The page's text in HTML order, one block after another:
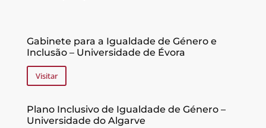
Gabinete para a Igualdade de Género e
Inclusão – Universidade de Évora
Visitar
Plano Inclusivo de Igualdade de Género –
Universidade do Algarve